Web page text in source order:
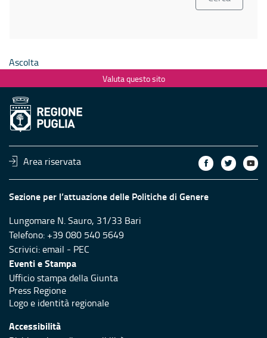
Ascolta
Valuta questo sito
Area riservata
Sezione per l’attuazione delle Politiche di Genere
Lungomare N. Sauro, 31/33 Bari
Telefono: +39 080 540 5649
Scrivici:email - PEC
Eventi e Stampa
Ufficio stampa della Giunta
Press Regione
Logo e identità regionale
Accessibilità